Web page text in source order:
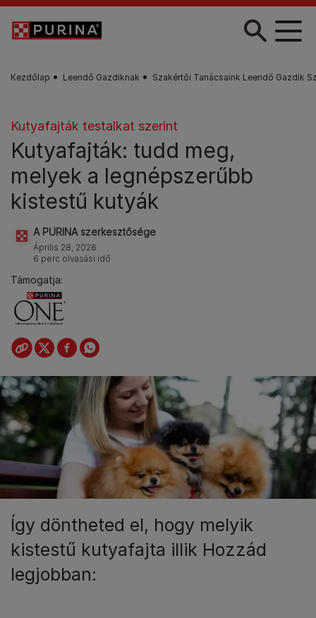
Skip to main content
Kezdőlap Leendő Gazdiknak Szakértői Tanácsaink Leendő Gazdik
Kutyafajták testalkat szerint
Kutyafajták: tudd meg,
melyek a legnépszerűbb
kistestű kutyák
A PURINA szerkesztősége
Április 28, 2026
6 perc olvasási idő
Támogatja:
Így döntheted el, hogy melyik
kistestű kutyafajta illik Hozzád
legjobban: